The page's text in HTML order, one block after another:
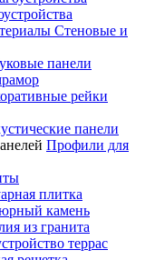
Стеновые и
панели
рейки
панели
Профили для
плитка
камень
из гранита
террас